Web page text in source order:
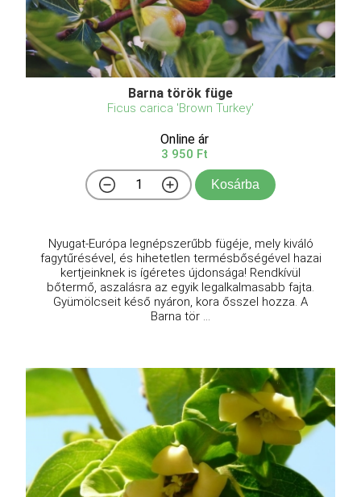
Barna török füge
Ficus carica 'Brown Turkey'
Online ár
3 950 Ft
Kosárba
Nyugat-Európa legnépszerűbb fügéje, mely kiváló
fagytűrésével, és hihetetlen termésbőségével hazai
kertjeinknek is ígéretes újdonsága! Rendkívül
bőtermő, aszalásra az egyik legalkalmasabb fajta.
Gyümölcseit késő nyáron, kora ősszel hozza. A
Barna tör ...